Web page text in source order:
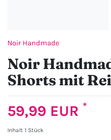
Noir Handmade
Noir
Shorts mit
59,99 EUR *
Inhalt 1 Stück